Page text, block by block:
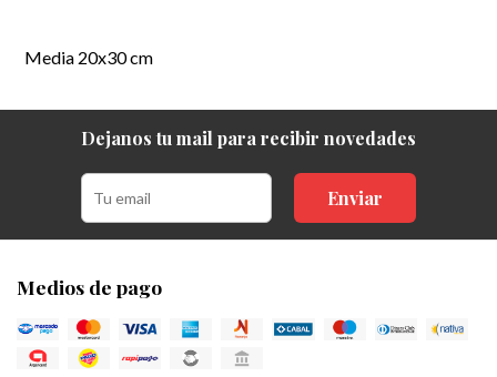
Media 20x30 cm
Dejanos tu mail para recibir novedades
Enviar
Medios de pago